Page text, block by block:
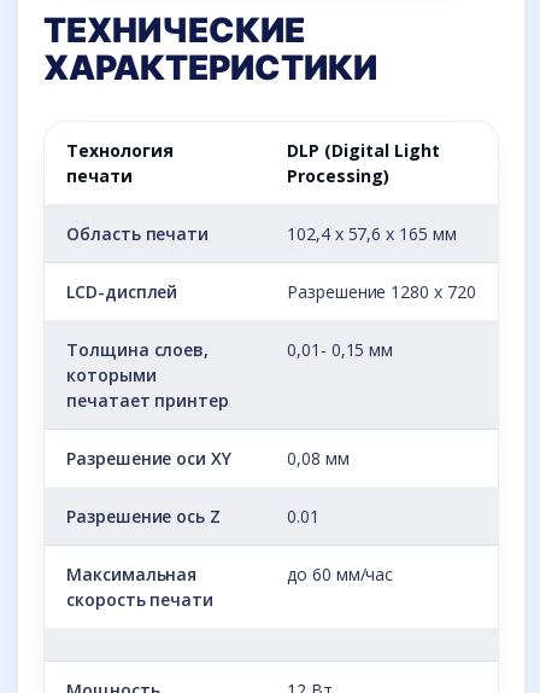
ТЕХНИЧЕСКИЕ
ХАРАКТЕРИСТИКИ
Технология
печати
DLP (Digital Light
Processing)
Область печати 102,4 x 57,6 x 165 мм
LCD-дисплей Разрешение 1280 х 720
Толщина слоев,
которыми
печатает принтер
0,01- 0,15 мм
Разрешение оси XY 0,08 мм
Разрешение ось Z 0.01
Максимальная
скорость печати
до 60 мм/час